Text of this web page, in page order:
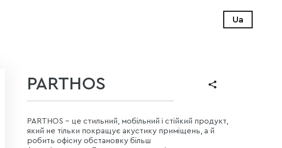
Ua
PARTHOS
PARTHOS - це стильний, мобільний і стійкий продукт,
який не тільки покращує акустику приміщень, а й
робить офісну обстановку більш